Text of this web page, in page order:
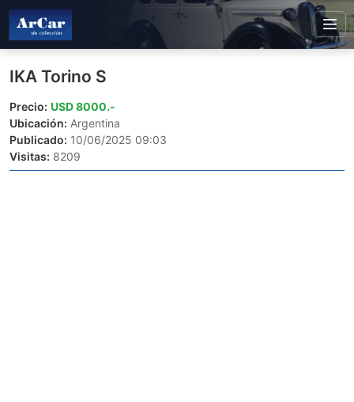
IKA Torino S
Precio: USD 8000.-
Ubicación: Argentina
Publicado: 10/06/2025 09:03
Visitas: 8209